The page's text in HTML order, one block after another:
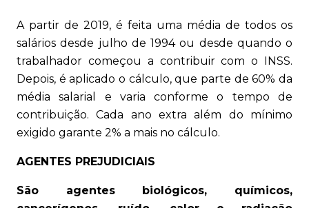
A partir de 2019, é feita uma média de todos os
salários desde julho de 1994 ou desde quando o
trabalhador começou a contribuir com o INSS.
Depois, é aplicado o cálculo, que parte de 60% da
média salarial e varia conforme o tempo de
contribuição. Cada ano extra além do mínimo
exigido garante 2% a mais no cálculo.
AGENTES PREJUDICIAIS
São agentes biológicos, químicos,